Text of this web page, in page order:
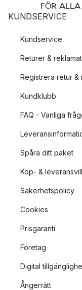
FÖR
KUNDSERVICE
Kundservice
Returer &
Registrera retur &
Kundklubb
FAQ - Vanliga
Spåra ditt paket
Köp- &
Säkerhetspolicy
Cookies
Prisgaranti
Företag
Digital
Ångerrätt